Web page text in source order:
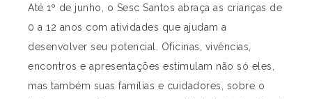
Até 1º de junho, o Sesc Santos abraça as crianças de
0 a 12 anos com atividades que ajudam a
desenvolver seu potencial. Oficinas, vivências,
encontros e apresentações estimulam não só eles,
mas também suas famílias e cuidadores, sobre o